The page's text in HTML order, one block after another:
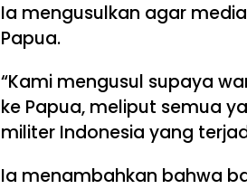
Ia mengusulkan agar
Papua.
“Kami mengusul supaya
ke Papua, meliput semua
militer Indonesia yang
Ia menambahkan bahwa